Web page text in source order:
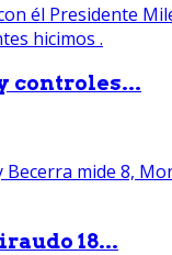
controles...
18...